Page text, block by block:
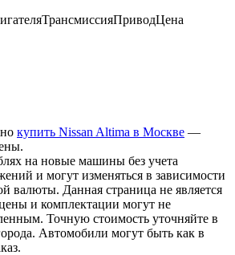
купить Nissan Altima в Москве —
на новые машины без учета
и могут изменяться в зависимости
валюты. Данная страница не является
и комплектации могут не
Точную стоимость уточняйте в
Автомобили могут быть как в